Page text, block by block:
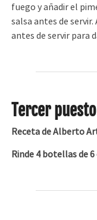
fuego y añadir el
salsa antes de
antes de servir para
Tercer
Receta de Alberto
Rinde 4 botellas de